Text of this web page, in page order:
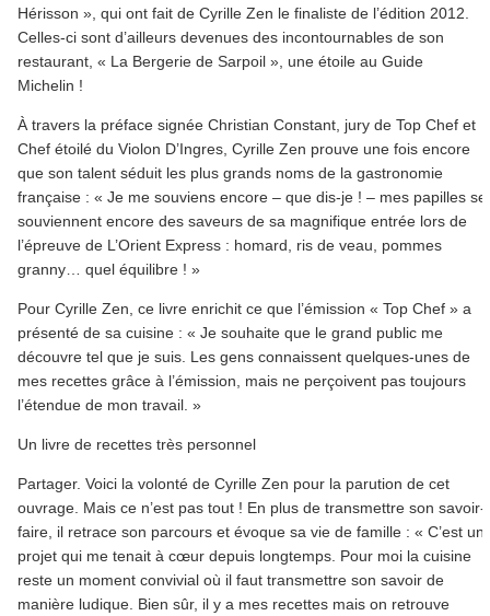
Hérisson », qui ont fait de Cyrille Zen le finaliste de l’édition 2012.
Celles-ci sont d’ailleurs devenues des incontournables de son
restaurant, « La Bergerie de Sarpoil », une étoile au Guide
Michelin !
À travers la préface signée Christian Constant, jury de Top Chef et
Chef étoilé du Violon D’Ingres, Cyrille Zen prouve une fois encore
que son talent séduit les plus grands noms de la gastronomie
française : « Je me souviens encore – que dis-je ! – mes papilles se
souviennent encore des saveurs de sa magnifique entrée lors de
l’épreuve de L’Orient Express : homard, ris de veau, pommes
granny… quel équilibre ! »
Pour Cyrille Zen, ce livre enrichit ce que l’émission « Top Chef » a
présenté de sa cuisine : « Je souhaite que le grand public me
découvre tel que je suis. Les gens connaissent quelques-unes de
mes recettes grâce à l’émission, mais ne perçoivent pas toujours
l’étendue de mon travail. »
Un livre de recettes très personnel
Partager. Voici la volonté de Cyrille Zen pour la parution de cet
ouvrage. Mais ce n’est pas tout ! En plus de transmettre son savoir-
faire, il retrace son parcours et évoque sa vie de famille : « C’est un
projet qui me tenait à cœur depuis longtemps. Pour moi la cuisine
reste un moment convivial où il faut transmettre son savoir de
manière ludique. Bien sûr, il y a mes recettes mais on retrouve